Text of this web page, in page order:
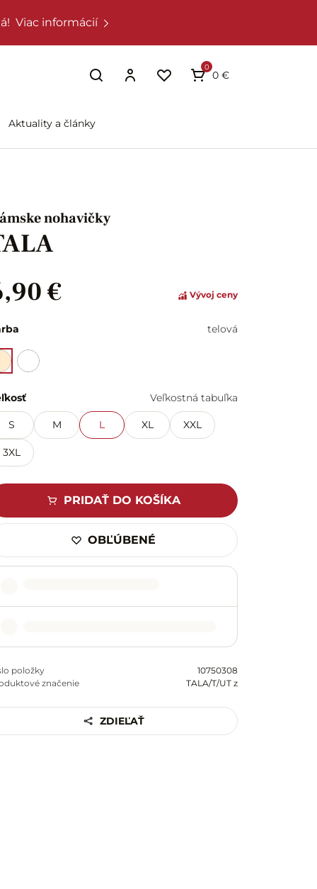
Viac informácií
0
0 €
Aktuality a články
nohavičky
€
Vývoj ceny
telová
Veľkostná tabuľka
S M L XL XXL
3XL
PRIDAŤ DO KOŠÍKA
OBĽÚBENÉ
položky
10750308
značenie
TALA/T/UT z
ZDIEĽAŤ